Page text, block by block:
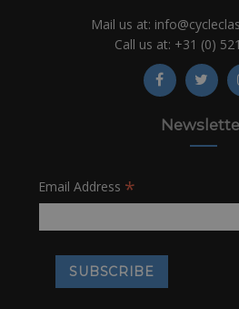
Mail us at:
Call us at: +31 (0)
Email Address *